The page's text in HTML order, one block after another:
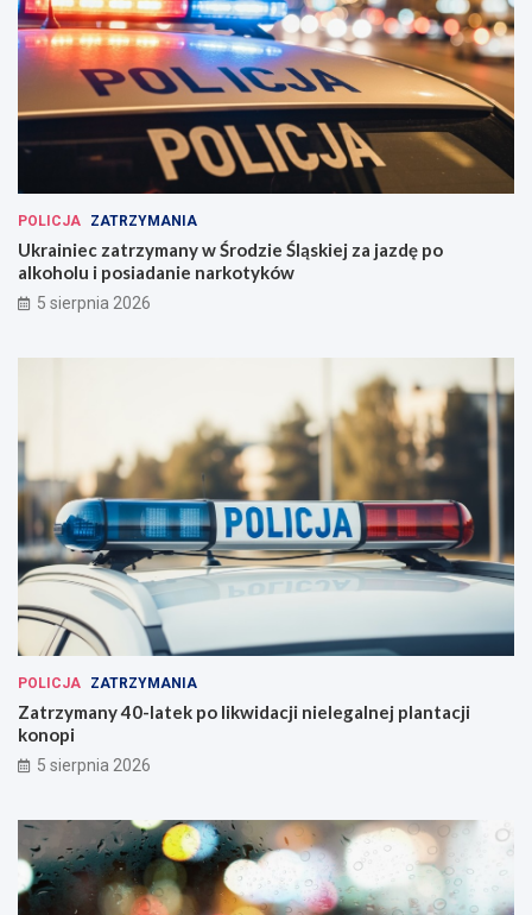
POLICJA ZATRZYMANIA
Ukrainiec zatrzymany w Środzie Śląskiej za jazdę po
alkoholu i posiadanie narkotyków
5 sierpnia 2026
POLICJA ZATRZYMANIA
Zatrzymany 40-latek po likwidacji nielegalnej plantacji
konopi
5 sierpnia 2026